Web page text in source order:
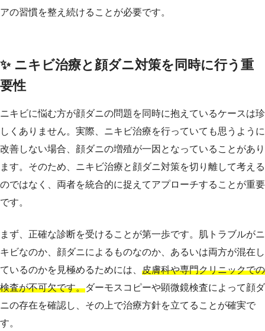
アの習慣を整え続けることが必要です。
✨ ニキビ治療と顔ダニ対策を同時に行う重
要性
ニキビに悩む方が顔ダニの問題を同時に抱えているケースは珍
しくありません。実際、ニキビ治療を行っていても思うように
改善しない場合、顔ダニの増殖が一因となっていることがあり
ます。そのため、ニキビ治療と顔ダニ対策を切り離して考える
のではなく、両者を統合的に捉えてアプローチすることが重要
です。
まず、正確な診断を受けることが第一歩です。肌トラブルがニ
キビなのか、顔ダニによるものなのか、あるいは両方が混在し
ているのかを見極めるためには、 皮膚科や専門クリニックでの
検査が不可欠です。ダーモスコピーや顕微鏡検査によって顔ダ
ニの存在を確認し、その上で治療方針を立てることが確実で
す。